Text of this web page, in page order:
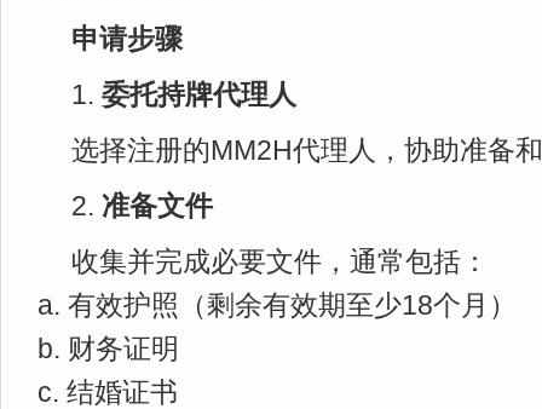
申请步骤
1. 委托持牌代理人
选择注册的MM2H代理人，协助准备
2. 准备文件
收集并完成必要文件，通常包括：
a. 有效护照（剩余有效期至少18个月）
b. 财务证明
c. 结婚证书